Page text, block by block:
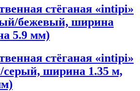
стёганая «intipi»
бежевый, ширина
5.9 мм)
стёганая «intipi»
ширина 1.35 м,